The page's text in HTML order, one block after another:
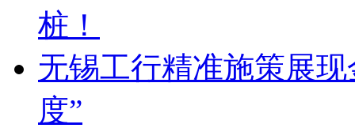
桩！
无锡工行精准施策展
度”